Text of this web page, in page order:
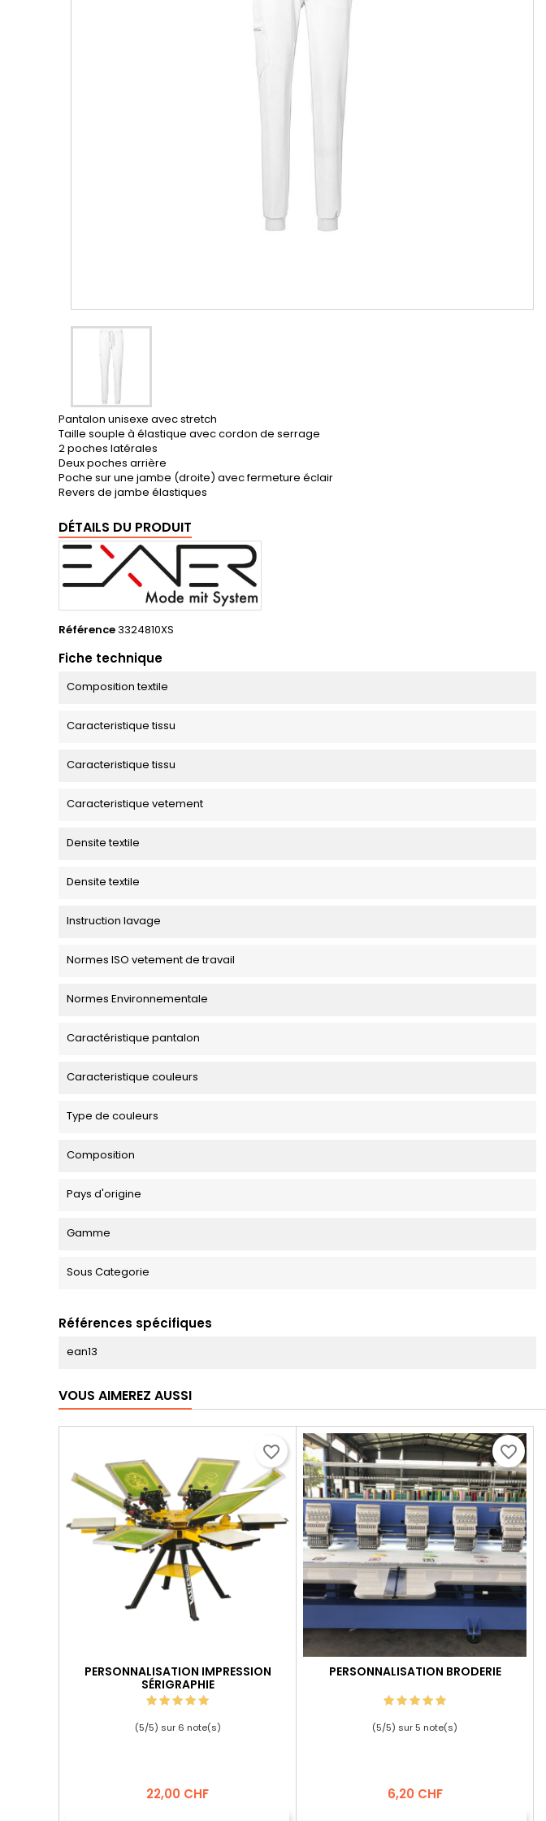
Pantalon unisexe avec stretch
Taille souple à élastique avec cordon de serrage
2 poches latérales
Deux poches arrière
Poche sur une jambe (droite) avec fermeture éclair
Revers de jambe élastiques
DÉTAILS DU PRODUIT
Référence3324810XS
Fiche technique
Composition textile
Caracteristique tissu
Caracteristique tissu
Caracteristique vetement
Densite textile
Densite textile
Instruction lavage
Normes ISO vetement de travail
Normes Environnementale
Caractéristique pantalon
Caracteristique couleurs
Type de couleurs
Composition
Pays d'origine
Gamme
Sous Categorie
Références spécifiques
ean13
VOUS AIMEREZ AUSSI
PERSONNALISATION IMPRESSION
SÉRIGRAPHIE
(5/5) sur 6 note(s)
Prix
22,00 CHF
favorite_border
PERSONNALISATION BRODERIE
(5/5) sur 5 note(s)
Prix
6,20 CHF
favorite_border